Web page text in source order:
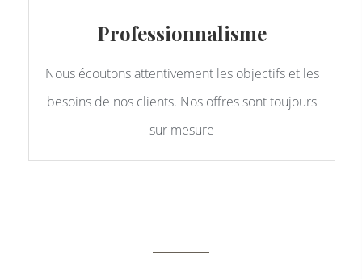
Professionnalisme
Nous écoutons attentivement les objectifs et les
besoins de nos clients. Nos offres sont toujours
sur mesure